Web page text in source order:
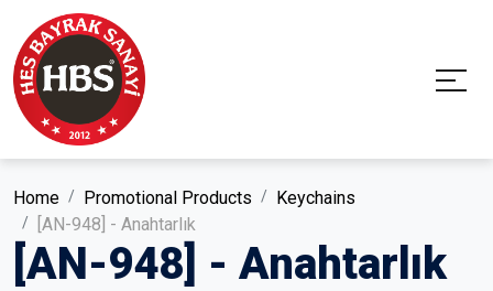
Home Promotional Products
Keychains
[AN-948] - Anahtarlık
[AN-948] - Anahtarlık